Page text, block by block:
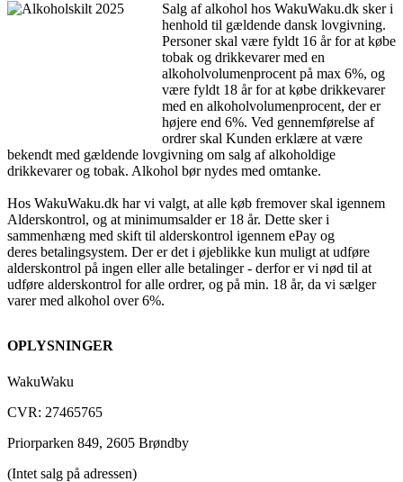
Salg af alkohol hos WakuWaku.dk sker i
henhold til gældende dansk lovgivning.
Personer skal være fyldt 16 år for at købe
tobak og drikkevarer med en
alkoholvolumenprocent på max 6%, og
være fyldt 18 år for at købe drikkevarer
med en alkoholvolumenprocent, der er
højere end 6%. Ved gennemførelse af
ordrer skal Kunden erklære at være
bekendt med gældende lovgivning om salg af alkoholdige
drikkevarer og tobak. Alkohol bør nydes med omtanke.
Hos WakuWaku.dk har vi valgt, at alle køb fremover skal igennem
Alderskontrol, og at minimumsalder er 18 år. Dette sker i
sammenhæng med skift til alderskontrol igennem ePay og
deres betalingsystem. Der er det i øjeblikke kun muligt at udføre
alderskontrol på ingen eller alle betalinger - derfor er vi nød til at
udføre alderskontrol for alle ordrer, og på min. 18 år, da vi sælger
varer med alkohol over 6%.
OPLYSNINGER
WakuWaku
CVR: 27465765
Priorparken 849, 2605 Brøndby
(Intet salg på adressen)